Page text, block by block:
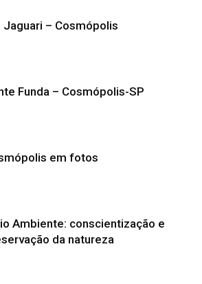
Jaguari – Cosmópolis
Funda – Cosmópolis-SP
em fotos
Ambiente: conscientização e
da natureza